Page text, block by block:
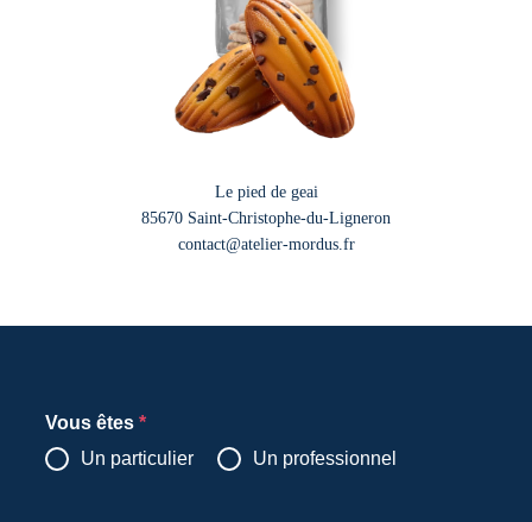
Vous êtes*
Un particulier
Un professionnel
Le pied de geai
85670 Saint-Christophe-du-Ligneron
contact@atelier-mordus.fr